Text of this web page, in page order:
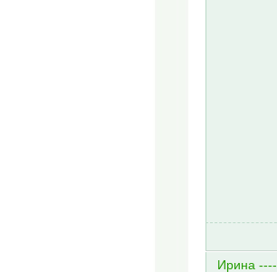
Ирина ----